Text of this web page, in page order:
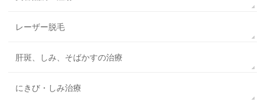
レーザー脱毛
肝斑、しみ、そばかすの治療
にきび・しみ治療